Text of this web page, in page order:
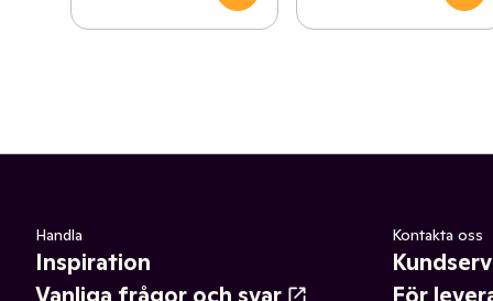
Handla
Inspiration
Kontakta oss